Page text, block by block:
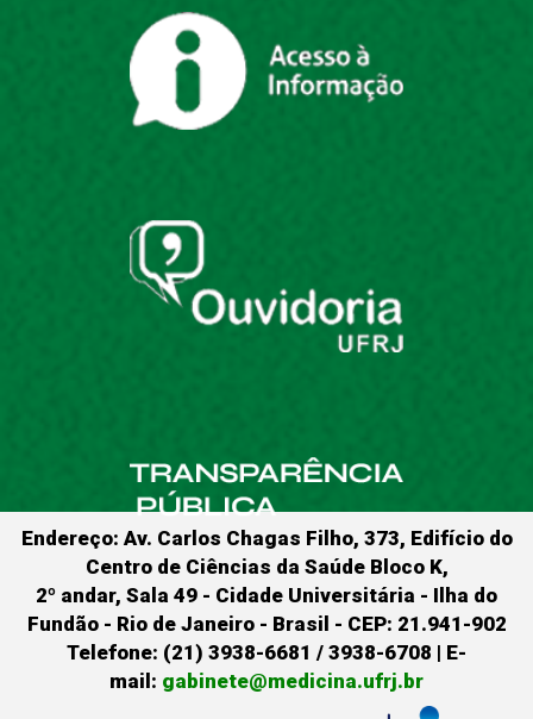
Endereço: Av. Carlos Chagas Filho, 373, Edifício do
Centro de Ciências da Saúde Bloco K,
2º andar, Sala 49 - Cidade Universitária - Ilha do
Fundão - Rio de Janeiro - Brasil - CEP: 21.941-902
Telefone: (21) 3938-6681 / 3938-6708 | E-
mail: gabinete@medicina.ufrj.br